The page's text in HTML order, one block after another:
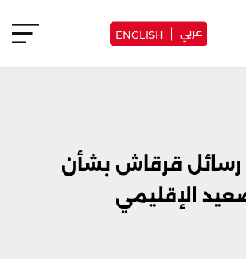
عربي ENGLISH
رسائل قرقاش بشأن
الإقليمي